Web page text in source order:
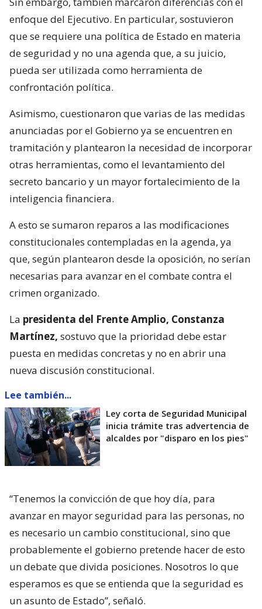
enfoque del Ejecutivo. En particular, sostuvieron
que se requiere una política de Estado en materia
de seguridad y no una agenda que, a su juicio,
pueda ser utilizada como herramienta de
confrontación política.
Asimismo, cuestionaron que varias de las medidas
anunciadas por el Gobierno ya se encuentren en
tramitación y plantearon la necesidad de incorporar
otras herramientas, como el levantamiento del
secreto bancario y un mayor fortalecimiento de la
inteligencia financiera.
A esto se sumaron reparos a las modificaciones
constitucionales contempladas en la agenda, ya
que, según plantearon desde la oposición, no serían
necesarias para avanzar en el combate contra el
crimen organizado.
La presidenta del Frente Amplio, Constanza
Martínez, sostuvo que la prioridad debe estar
puesta en medidas concretas y no en abrir una
nueva discusión constitucional.
Lee también...
Ley corta de Seguridad Municipal
inicia trámite tras advertencia de
alcaldes por "disparo en los pies"
“Tenemos la convicción de que hoy día, para
avanzar en mayor seguridad para las personas, no
es necesario un cambio constitucional, sino que
probablemente el gobierno pretende hacer de esto
un debate que divida posiciones. Nosotros lo que
esperamos es que se entienda que la seguridad es
un asunto de Estado”, señaló.